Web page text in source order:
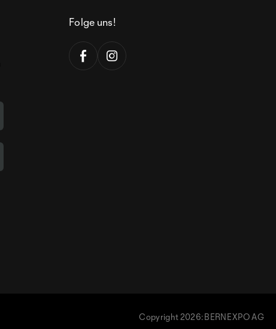
Folge uns!
Copyright 2026: BERNEXPO AG